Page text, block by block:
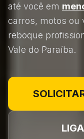
até você em
carros, motos ou
reboque
Vale do Paraíba.